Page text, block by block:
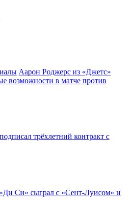
Аарон Роджерс из «Джетс»
возможности в матче против
трёхлетний контракт с
Си» сыграл с «Сент-Луисом» и